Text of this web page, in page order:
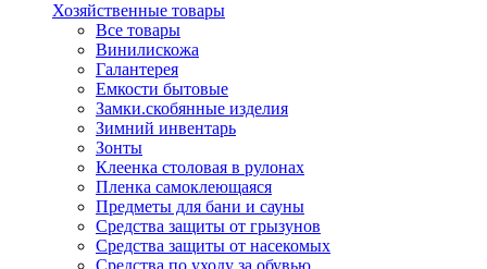
Хозяйственные товары
Все товары
Винилискожа
Галантерея
Емкости бытовые
Замки.скобянные изделия
Зимний инвентарь
Зонты
Клеенка столовая в рулонах
Пленка самоклеющаяся
Предметы для бани и сауны
Средства защиты от грызунов
Средства защиты от насекомых
Средства по уходу за обувью